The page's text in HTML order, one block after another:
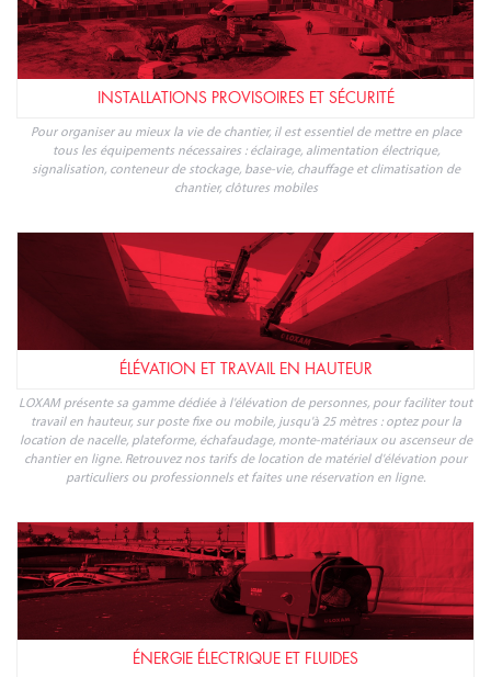
INSTALLATIONS PROVISOIRES ET SÉCURITÉ
Pour organiser au mieux la vie de chantier, il est essentiel de mettre en place
tous les équipements nécessaires : éclairage, alimentation électrique,
signalisation, conteneur de stockage, base-vie, chauffage et climatisation de
chantier, clôtures mobiles
ÉLÉVATION ET TRAVAIL EN HAUTEUR
LOXAM présente sa gamme dédiée à l'élévation de personnes, pour faciliter tout
travail en hauteur, sur poste fixe ou mobile, jusqu'à 25 mètres : optez pour la
location de nacelle, plateforme, échafaudage, monte-matériaux ou ascenseur de
chantier en ligne. Retrouvez nos tarifs de location de matériel d'élévation pour
particuliers ou professionnels et faites une réservation en ligne.
ÉNERGIE ÉLECTRIQUE ET FLUIDES